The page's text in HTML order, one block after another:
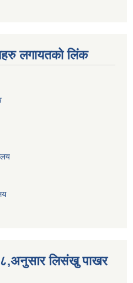
लगायतको लिंक
लिसंखु पाखर